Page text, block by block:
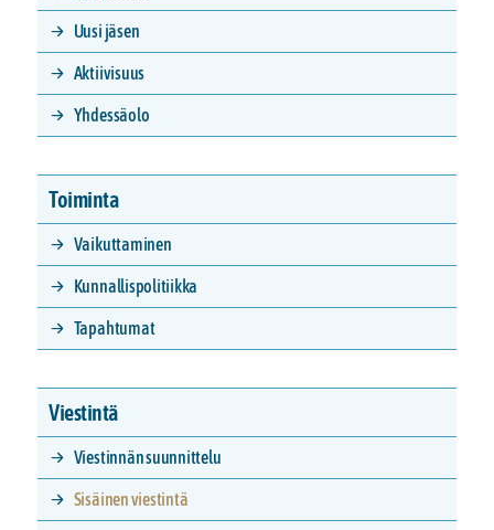
Uusi jäsen
Aktiivisuus
Yhdessäolo
Toiminta
Vaikuttaminen
Kunnallispolitiikka
Tapahtumat
Viestintä
Viestinnän suunnittelu
Sisäinen viestintä